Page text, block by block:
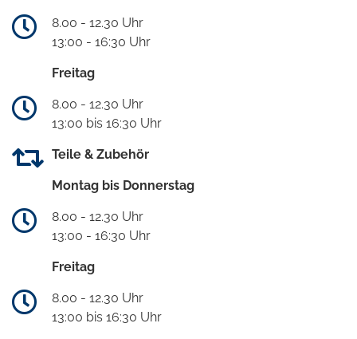
8.00 - 12.30 Uhr
13:00 - 16:30 Uhr
Freitag
8.00 - 12.30 Uhr
13:00 bis 16:30 Uhr
Teile & Zubehör
Montag bis Donnerstag
8.00 - 12.30 Uhr
13:00 - 16:30 Uhr
Freitag
8.00 - 12.30 Uhr
13:00 bis 16:30 Uhr